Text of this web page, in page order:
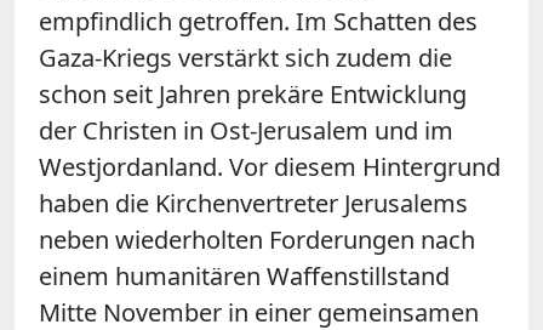
empfindlich getroffen. Im Schatten des
Gaza-Kriegs verstärkt sich zudem die
schon seit Jahren prekäre Entwicklung
der Christen in Ost-Jerusalem und im
Westjordanland. Vor diesem Hintergrund
haben die Kirchenvertreter Jerusalems
neben wiederholten Forderungen nach
einem humanitären Waffenstillstand
Mitte November in einer gemeinsamen